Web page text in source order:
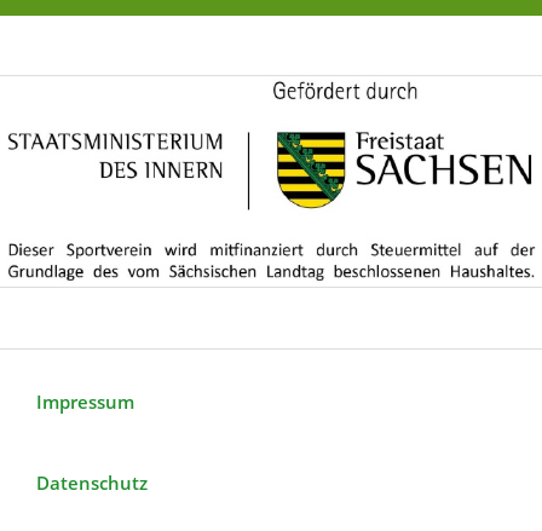
Impressum
Datenschutz